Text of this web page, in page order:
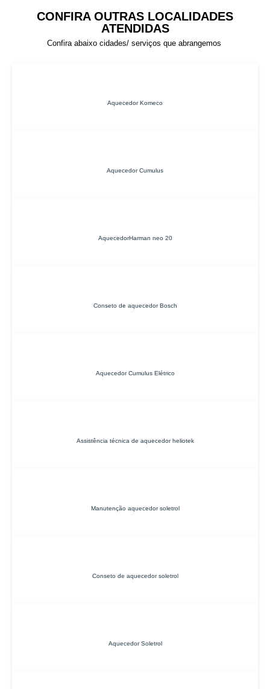
CONFIRA OUTRAS LOCALIDADES
ATENDIDAS
Confira abaixo cidades/ serviços que abrangemos
Aquecedor Komeco
Aquecedor Cumulus
AquecedorHarman neo 20
Conseto de aquecedor Bosch
Aquecedor Cumulus Elétrico
Assistência técnica de aquecedor heliotek
Manutenção aquecedor soletrol
Conseto de aquecedor soletrol
Aquecedor Soletrol